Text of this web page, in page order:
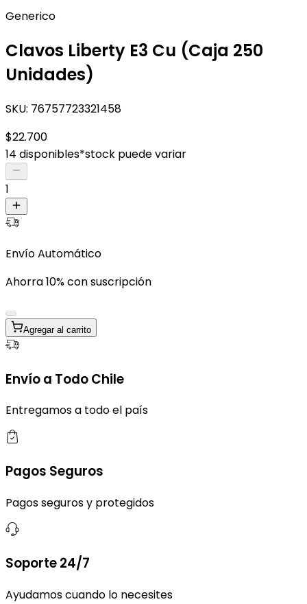
Generico
Clavos Liberty E3 Cu (Caja 250
Unidades)
SKU: 76757723321458
$22.700
14 disponibles*stock puede variar
1
Envío Automático
Ahorra 10% con suscripción
Agregar al carrito
Envío a Todo Chile
Entregamos a todo el país
Pagos Seguros
Pagos seguros y protegidos
Soporte 24/7
Ayudamos cuando lo necesites